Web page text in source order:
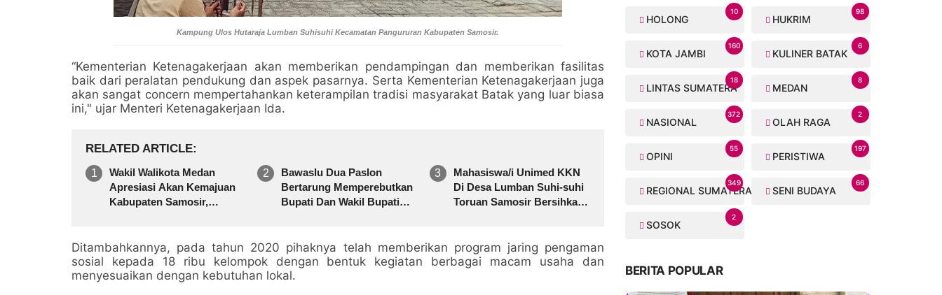
Kampung Ulos Hutaraja Lumban Suhisuhi Kecamatan Pangururan Kabupaten Samosir.
“Kementerian Ketenagakerjaan akan memberikan pendampingan dan memberikan fasilitas
baik dari peralatan pendukung dan aspek pasarnya. Serta Kementerian Ketenagakerjaan juga
akan sangat concern mempertahankan keterampilan tradisi masyarakat Batak yang luar biasa
ini," ujar Menteri Ketenagakerjaan Ida.
RELATED ARTICLE
Wakil Walikota Medan
Apresiasi Akan Kemajuan
Kabupaten Samosir,
Bawaslu Dua Paslon
Bertarung Memperebutkan
Bupati Dan Wakil Bupati
Mahasiswa/i Unimed KKN
Di Desa Lumban Suhi-suhi
Toruan Samosir Bersihkan
Ditambahkannya, pada tahun 2020 pihaknya telah memberikan program jaring pengaman
sosial kepada 18 ribu kelompok dengan bentuk kegiatan berbagai macam usaha dan
menyesuaikan dengan kebutuhan lokal.
HOLONG
10
HUKRIM
98
KOTA JAMBI
160
KULINER BATAK
6
LINTAS SUMATERA
18
MEDAN
8
NASIONAL
372
OLAH RAGA
2
OPINI
55
PERISTIWA
197
REGIONAL SUMATERA
349
SENI BUDAYA
66
SOSOK
2
BERITA POPULAR